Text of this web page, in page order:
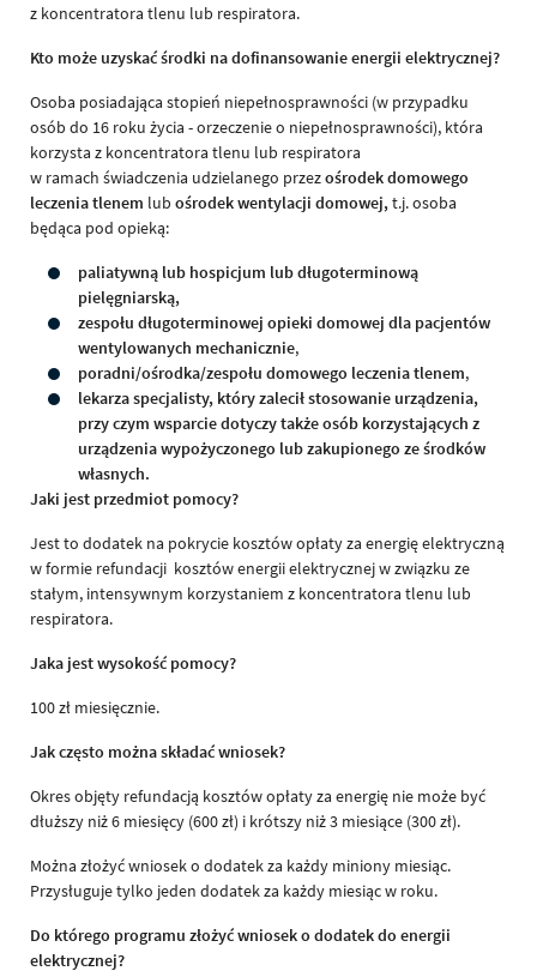
z koncentratora tlenu lub respiratora.
Kto może uzyskać środki na dofinansowanie energii elektrycznej?
Osoba posiadająca stopień niepełnosprawności (w przypadku
osób do 16 roku życia - orzeczenie o niepełnosprawności), która
korzysta z koncentratora tlenu lub respiratora
w ramach świadczenia udzielanego przezośrodek domowego
leczenia tlenem lub ośrodek wentylacji domowej,t.j. osoba
będąca pod opieką:
paliatywną lub hospicjum lub długoterminową
pielęgniarską,
zespołu długoterminowej opieki domowej dla pacjentów
wentylowanych mechanicznie,
poradni/ośrodka/zespołu domowego leczenia tlenem,
lekarza specjalisty, który zalecił stosowanie urządzenia,
przy czym wsparcie dotyczy także osób korzystających z
urządzenia wypożyczonego lub zakupionego ze środków
własnych.
Jaki jest przedmiot pomocy?
Jest to dodatek na pokrycie kosztów opłaty za energię elektryczną
w formie refundacji kosztów energii elektrycznej w związku ze
stałym, intensywnym korzystaniem z koncentratora tlenu lub
respiratora.
Jaka jest wysokość pomocy?
100 zł miesięcznie.
Jak często można składać wniosek?
Okres objęty refundacją kosztów opłaty za energię nie może być
dłuższy niż 6 miesięcy (600 zł) i krótszy niż 3 miesiące (300 zł).
Można złożyć wniosek o dodatek za każdy miniony miesiąc.
Przysługuje tylko jeden dodatek za każdy miesiąc w roku.
Do którego programu złożyć wniosek o dodatek do energii
elektrycznej?